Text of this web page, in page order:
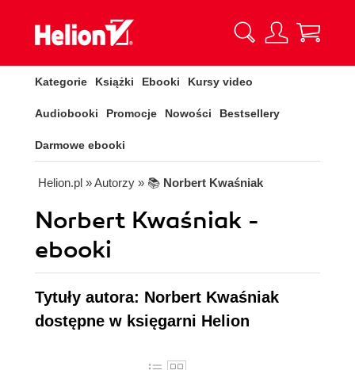
Kategorie Książki Ebooki Kursy video
Audiobooki Promocje Nowości Bestsellery
Darmowe ebooki
Helion.pl » Autorzy » 📚 Norbert Kwaśniak
Norbert Kwaśniak -
ebooki
Tytuły autora: Norbert Kwaśniak
dostępne w księgarni Helion